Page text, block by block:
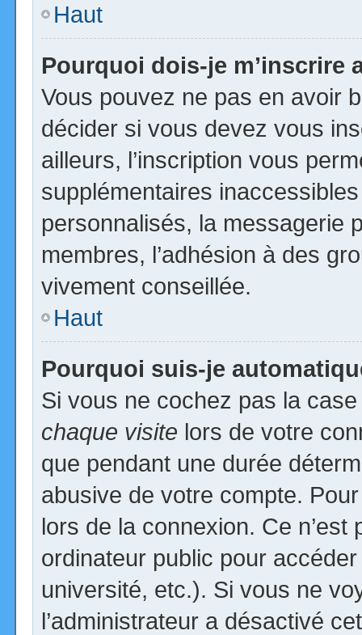
Haut
Pourquoi dois-je m’inscrire
Vous pouvez ne pas en avoir
décider si vous devez vous
ailleurs, l’inscription vous
supplémentaires
personnalisés, la messagerie
membres, l’adhésion à des
vivement conseillée.
Haut
Pourquoi suis-je
Si vous ne cochez pas la
chaque visite lors de votre
que pendant une durée
abusive de votre compte.
lors de la connexion. Ce
ordinateur public pour
université, etc.). Si vous ne
l’administrateur a désactivé